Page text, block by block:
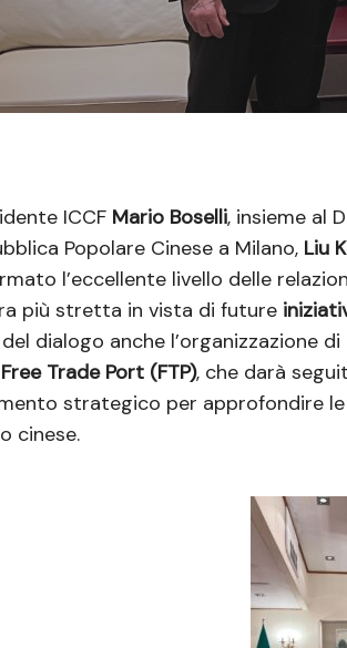
ICCF Mario Boselli, insieme al
Popolare Cinese a Milano, Liu
l’eccellente livello delle
più stretta in vista di future
dialogo anche l’organizzazione
Trade Port (FTP), che darà
strategico per approfondire
cinese.